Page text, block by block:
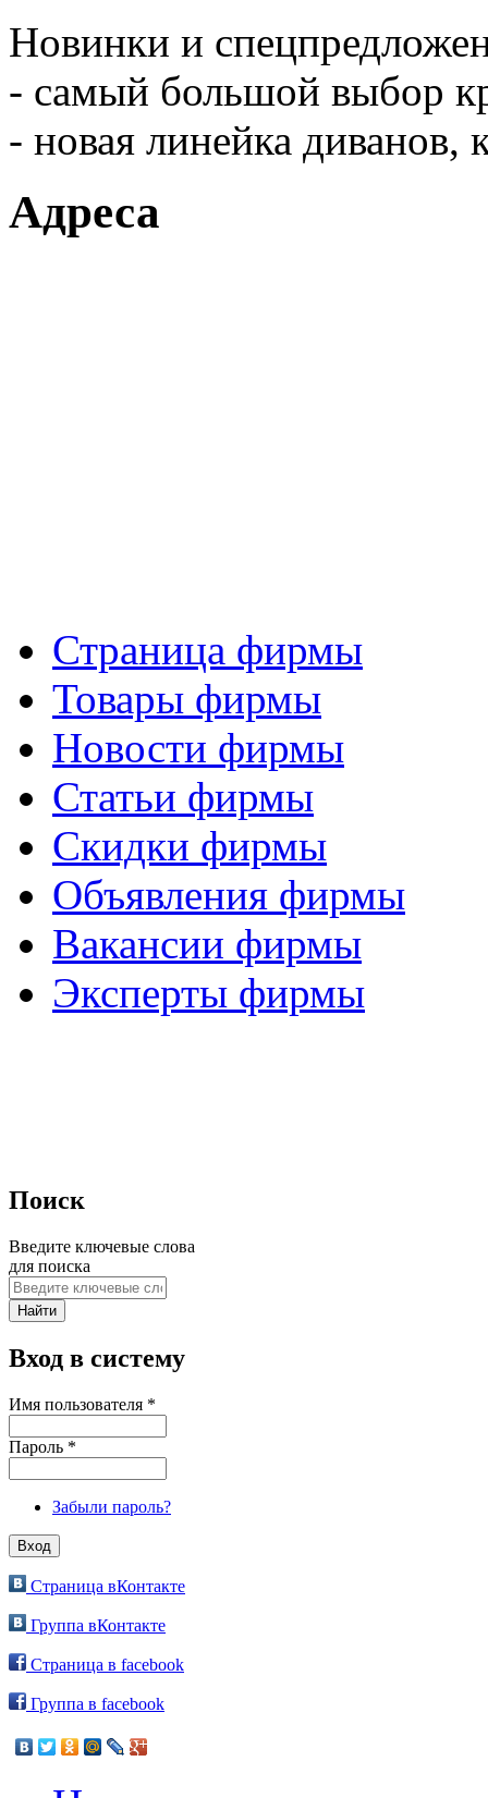
Новинки и
- самый большой выбор
- новая линейка диванов,
Адреса
Страница фирмы
Товары фирмы
Новости фирмы
Статьи фирмы
Скидки фирмы
Объявления фирмы
Вакансии фирмы
Эксперты фирмы
Поиск
Введите ключевые слова
для поиска
Вход в систему
Имя пользователя *
Пароль *
Забыли пароль?
Страница вКонтакте
Группа вКонтакте
Страница в facebook
Группа в facebook